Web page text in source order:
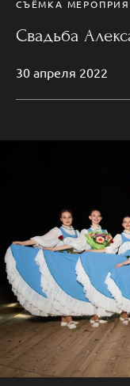
СЪЁМКА
Свадьба
30 апреля 2022